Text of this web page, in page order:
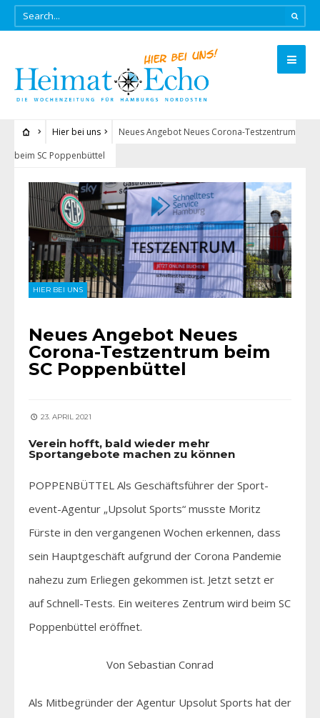
Hier bei uns
Neues Angebot Neues Corona-Testzentrum
beim SC Poppenbüttel
HIER BEI UNS
Neues Angebot Neues
Corona-Testzentrum beim
SC Poppenbüttel
23. APRIL 2021
Verein hofft, bald wieder mehr
Sportangebote machen zu können
POPPENBÜTTEL Als Geschäftsführer der Sport-
event-Agentur „Upsolut Sports“ musste Moritz
Fürste in den vergangenen Wochen erkennen, dass
sein Hauptgeschäft aufgrund der Corona Pandemie
nahezu zum Erliegen gekommen ist. Jetzt setzt er
auf Schnell-Tests. Ein weiteres Zentrum wird beim SC
Poppenbüttel eröffnet.
Von Sebastian Conrad
Als Mitbegründer der Agentur Upsolut Sports hat der